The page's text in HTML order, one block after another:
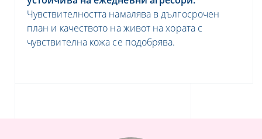
Чувствителността намалява в дългосрочен
план и качеството на живот на хората с
чувствителна кожа се подобрява.